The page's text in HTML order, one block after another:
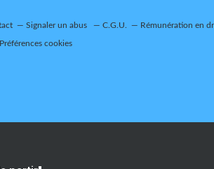
Signaler un abus C.G.U. Rémunération en
Préférences cookies